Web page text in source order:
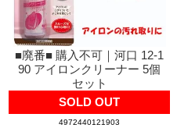
■廃番■ 購入不可｜河口 12-1
90 アイロンクリーナー 5個
セット
SOLD OUT
4972440121903